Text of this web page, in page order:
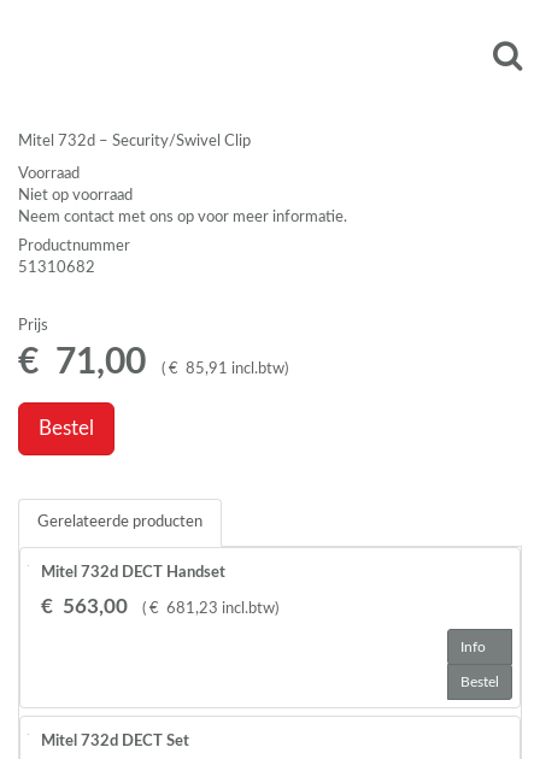
Mitel 732d – Security/Swivel Clip
Voorraad
Niet op voorraad
Neem contact met ons op voor meer informatie.
Productnummer
51310682
Prijs
€ 71,00 ( € 85,91 incl.btw)
Bestel
Gerelateerde producten
Mitel 732d DECT Handset
€ 563,00 ( € 681,23 incl.btw)
Info
Bestel
Mitel 732d DECT Set